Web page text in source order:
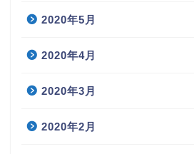
2020年5月
2020年4月
2020年3月
2020年2月